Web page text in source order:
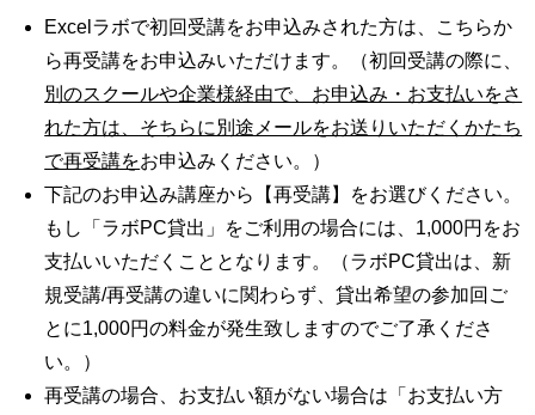
Excelラボで初回受講をお申込みされた方は、こちらか
ら再受講をお申込みいただけます。（初回受講の際に、
別のスクールや企業様経由で、お申込み・お支払いをさ
れた方は、そちらに別途メールをお送りいただくかたち
で再受講をお申込みください。）
下記のお申込み講座から【再受講】をお選びください。
もし「ラボPC貸出」をご利用の場合には、1,000円をお
支払いいただくこととなります。（ラボPC貸出は、新
規受講/再受講の違いに関わらず、貸出希望の参加回ご
とに1,000円の料金が発生致しますのでご了承くださ
い。）
再受講の場合、お支払い額がない場合は「お支払い方